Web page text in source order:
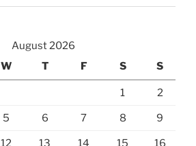
August 2026
W T F S S
1 2
5 6 7 8 9
12 13 14 15 16